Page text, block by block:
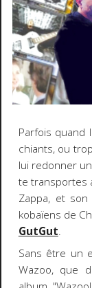
Parfois quand
chiants, ou
lui redonner
te transportes
Zappa, et
kobaïens de
GutGut.
Sans être un
Wazoo, que